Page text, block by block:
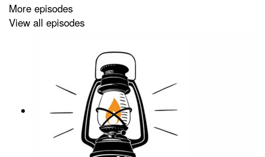
More episodes
View all episodes